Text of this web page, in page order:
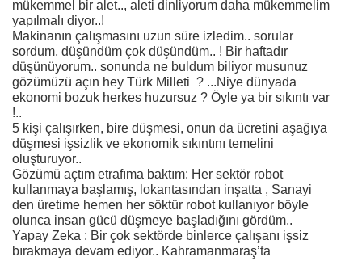
mükemmel bir alet.., aleti dinliyorum daha mükemmelim
yapılmalı diyor..!
Makinanın çalışmasını uzun süre izledim.. sorular
sordum, düşündüm çok düşündüm.. ! Bir haftadır
düşünüyorum.. sonunda ne buldum biliyor musunuz
gözümüzü açın hey Türk Milleti ? ...Niye dünyada
ekonomi bozuk herkes huzursuz ? Öyle ya bir sıkıntı var
!..
5 kişi çalışırken, bire düşmesi, onun da ücretini aşağıya
düşmesi işsizlik ve ekonomik sıkıntını temelini
oluşturuyor..
Gözümü açtım etrafıma baktım: Her sektör robot
kullanmaya başlamış, lokantasından inşatta , Sanayi
den üretime hemen her söktür robot kullanıyor böyle
olunca insan gücü düşmeye başladığını gördüm..
Yapay Zeka : Bir çok sektörde binlerce çalışanı işsiz
bırakmaya devam ediyor.. Kahramanmaraş’ta